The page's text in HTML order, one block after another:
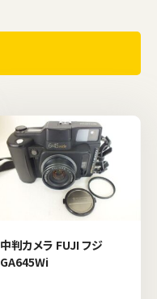
中判カメラ FUJI フジ
GA645Wi